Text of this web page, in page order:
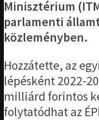
Minisztérium
parlamenti
közleményben.
Hozzátette, az
lépésként 2022-
milliárd forintos
folytatódhat az